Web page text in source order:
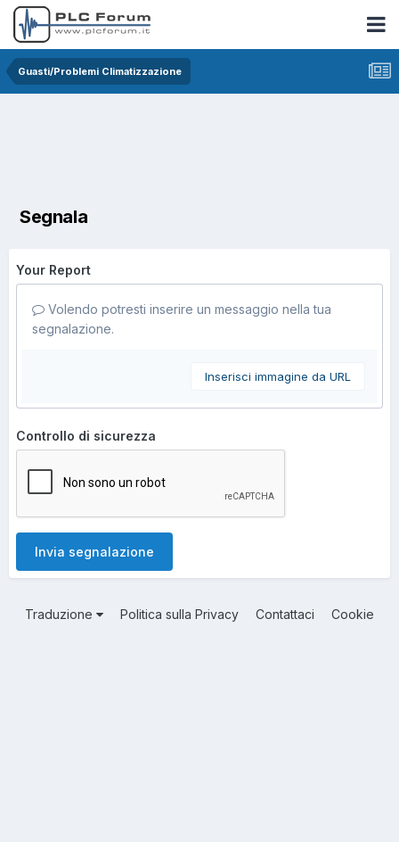
Guasti/Problemi Climatizzazione
Segnala
Your Report
Volendo potresti inserire un messaggio nella tua
segnalazione.
Inserisci immagine da URL
Controllo di sicurezza
Invia segnalazione
Traduzione Politica sulla Privacy Contattaci Cookie